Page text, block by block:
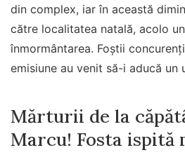
din complex, iar în această
către localitatea natală, acolo
înmormântarea. Foștii
emisiune au venit să-i aducă un
Mărturii de la
Marcu! Fosta ispită